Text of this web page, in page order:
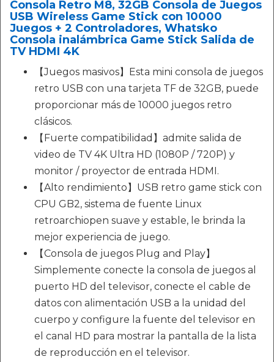
Consola Retro M8, 32GB Consola de Juegos
USB Wireless Game Stick con 10000
Juegos + 2 Controladores, Whatsko
Consola inalámbrica Game Stick Salida de
TV HDMI 4K
【Juegos masivos】Esta mini consola de juegos
retro USB con una tarjeta TF de 32GB, puede
proporcionar más de 10000 juegos retro
clásicos.
【Fuerte compatibilidad】admite salida de
video de TV 4K Ultra HD (1080P / 720P) y
monitor / proyector de entrada HDMI.
【Alto rendimiento】USB retro game stick con
CPU GB2, sistema de fuente Linux
retroarchiopen suave y estable, le brinda la
mejor experiencia de juego.
【Consola de juegos Plug and Play】
Simplemente conecte la consola de juegos al
puerto HD del televisor, conecte el cable de
datos con alimentación USB a la unidad del
cuerpo y configure la fuente del televisor en
el canal HD para mostrar la pantalla de la lista
de reproducción en el televisor.